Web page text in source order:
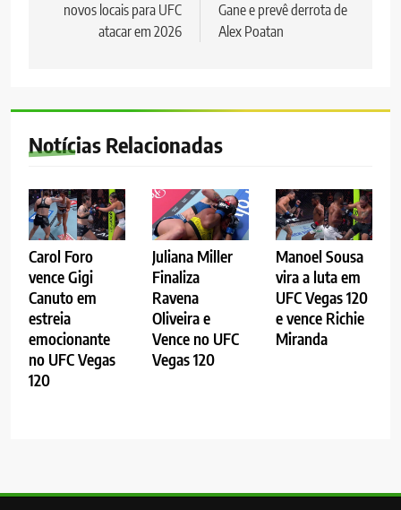
Post
novos locais para UFC
atacar em 2026
Gane e prevê derrota de
Alex Poatan
Notícias Relacionadas
Carol Foro
vence Gigi
Canuto em
estreia
emocionante
no UFC Vegas
120
Juliana Miller
Finaliza
Ravena
Oliveira e
Vence no UFC
Vegas 120
Manoel Sousa
vira a luta em
UFC Vegas 120
e vence Richie
Miranda